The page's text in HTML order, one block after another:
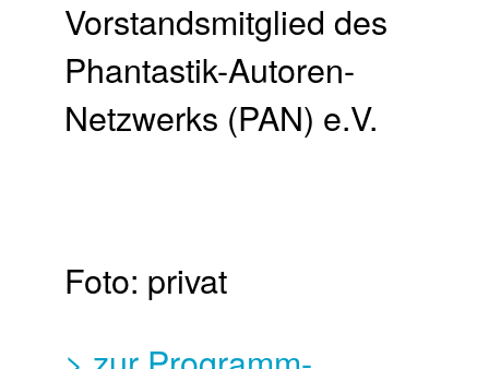
Vorstandsmitglied des
Phantastik-Autoren-
Netzwerks (PAN) e.V.
Foto: privat